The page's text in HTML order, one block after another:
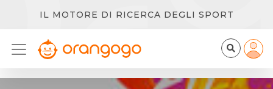
IL MOTORE DI RICERCA DEGLI SPORT